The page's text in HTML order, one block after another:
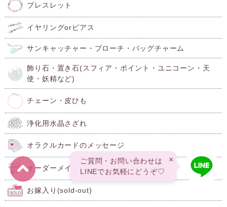
ブレスレット
イヤリングorピアス
サンキャッチャー・ブローチ・バッグチャーム
飾り石・置き石(スフィア・ポイント・ユニコーン・天
使・妖精など)
チェーン・皮ひも
浄化用水晶さざれ
オラクルカードのメッセージ
オーダーメイド
お嫁入り(sold-out)
ご質問・お問い合わせは
LINEでお気軽にどうぞ♡
×